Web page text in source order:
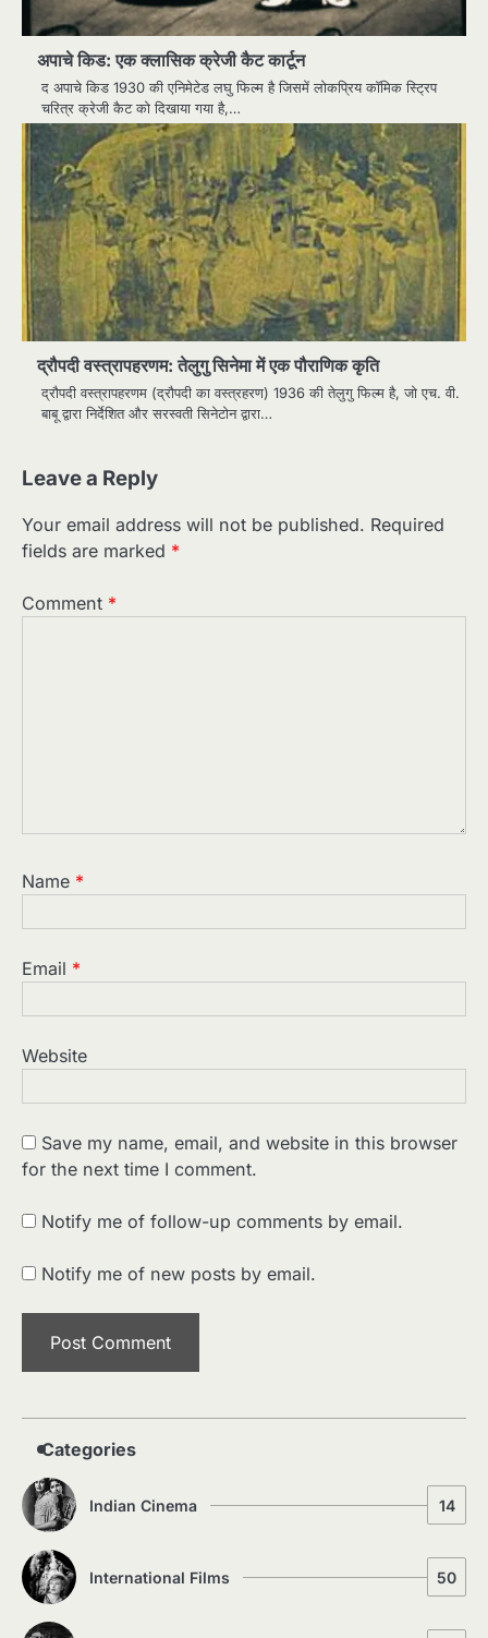
अपाचे किड: एक क्लासिक क्रेजी कैट कार्टून
द अपाचे किड 1930 की एनिमेटेड लघु फिल्म है जिसमें लोकप्रिय कॉमिक स्ट्रिप
चरित्र क्रेजी कैट को दिखाया गया है,…
द्रौपदी वस्त्रापहरणम: तेलुगु सिनेमा में एक पौराणिक कृति
द्रौपदी वस्त्रापहरणम (द्रौपदी का वस्त्रहरण) 1936 की तेलुगु फिल्म है, जो एच. वी.
बाबू द्वारा निर्देशित और सरस्वती सिनेटोन द्वारा…
Leave a Reply
Your email address will not be published. Required
fields are marked *
Comment *
Name *
Email *
Website
Save my name, email, and website in this browser
for the next time I comment.
Notify me of follow-up comments by email.
Notify me of new posts by email.
Categories
Indian Cinema 14
International Films 50
2
Sonaley Jain
3
The Last Command (1928) Review
Sonaley Jain
के पहले सपने को परदे पर उतारा? — Viva
5
5 Horror Films जो आपको रात को अकेले नहीं
1